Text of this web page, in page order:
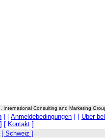
Consulting and Marketing
] [ Anmeldebedingungen ] [ Über
] [ Kontakt ]
[ Schweiz ]